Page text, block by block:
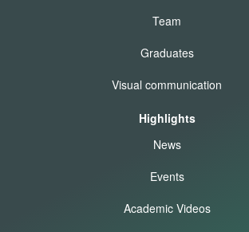
Team
Graduates
Visual communication
Highlights
News
Events
Academic Videos